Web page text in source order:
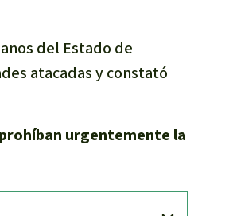
del Estado de
atacadas y constató
urgentemente la